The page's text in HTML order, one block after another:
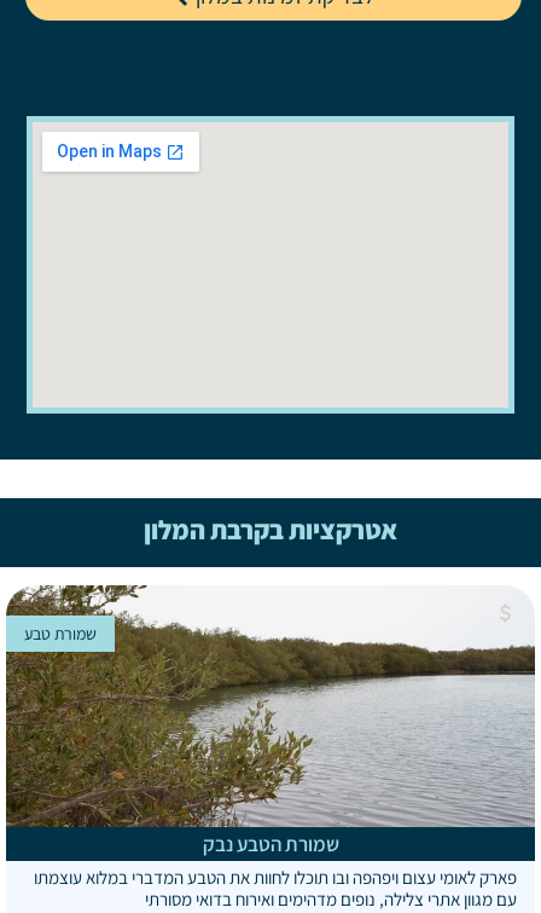
אטרקציות בקרבת המלון
שמורת הטבע נבק
פארק לאומי עצום ויפהפה ובו תוכלו לחוות את הטבע המדברי במלוא עוצמתו
עם מגוון אתרי צלילה, נופים מדהימים ואירוח בדואי מסורתי
שמורת טבע